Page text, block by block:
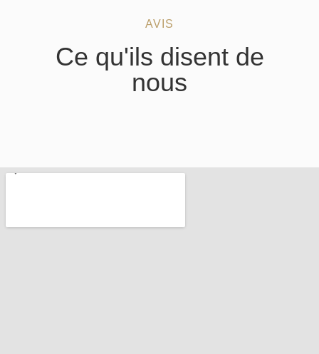
AVIS
Ce qu'ils disent de
nous